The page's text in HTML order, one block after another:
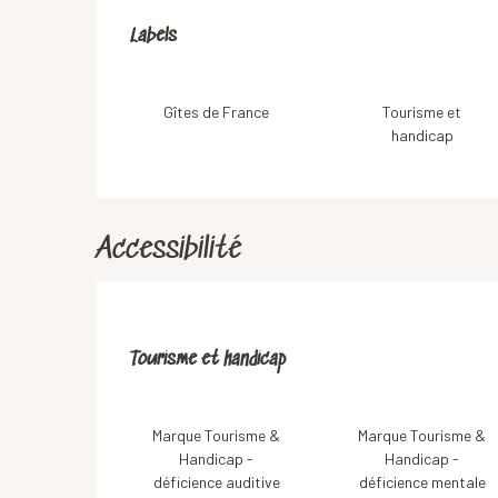
Offres de
Labels
Labels
Gîtes de France
Tourisme et
handicap
Accessibilité
Tourisme et handicap
Tourisme et handicap
Marque Tourisme &
Handicap -
déficience auditive
Marque Tourisme &
Handicap -
déficience mentale